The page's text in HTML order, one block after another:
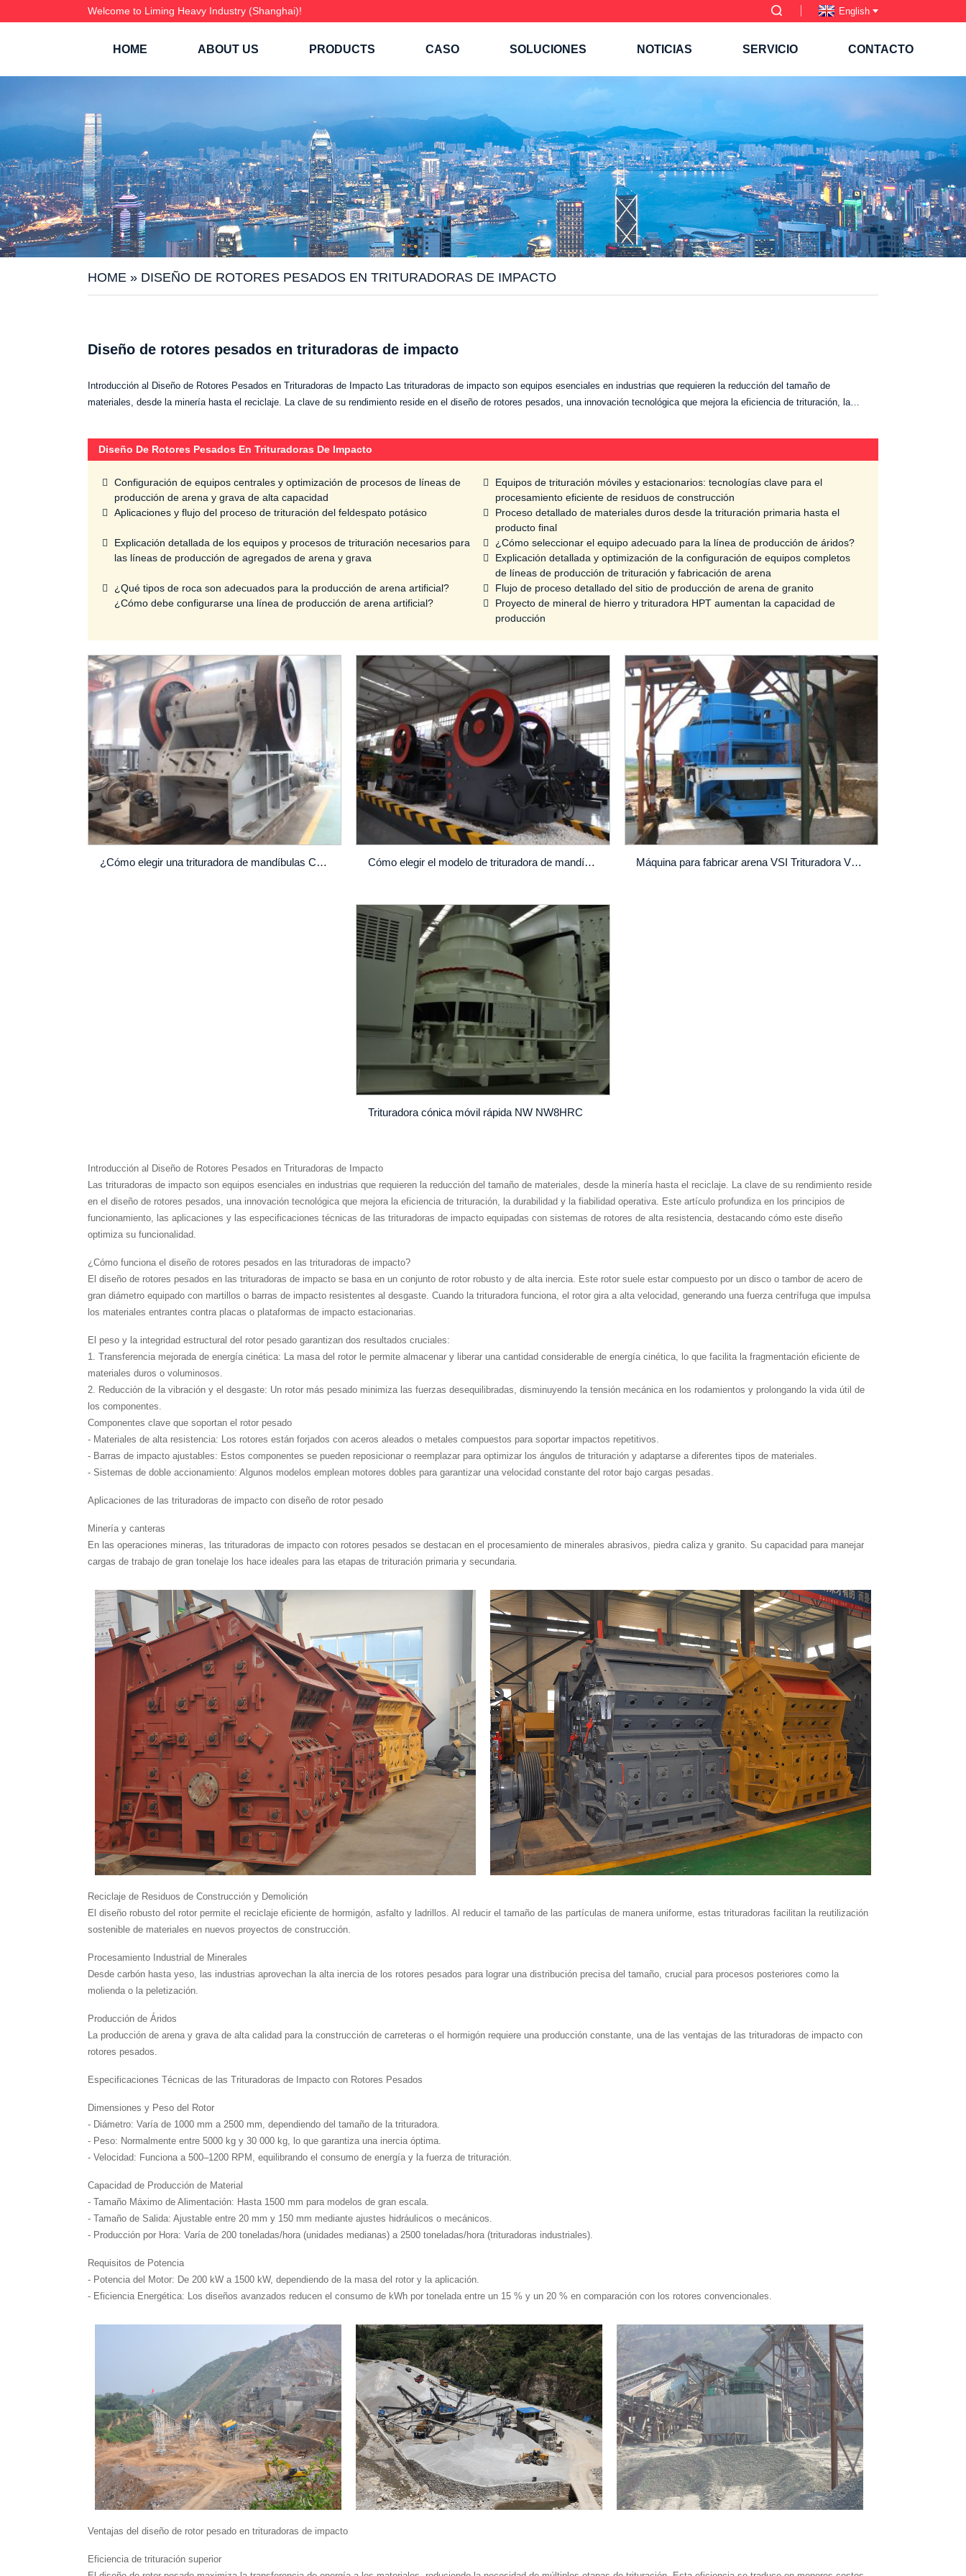
Welcome to Liming Heavy Industry (Shanghai)! English
HOME ABOUT US PRODUCTS CASO SOLUCIONES NOTICIAS SERVICIO CONTACTO
HOME » DISEÑO DE ROTORES PESADOS ​​EN TRITURADORAS DE IMPACTO
Diseño de rotores pesados ​​en trituradoras de impacto
Introducción al Diseño de Rotores Pesados ​​en Trituradoras de Impacto Las trituradoras de impacto son equipos esenciales en industrias que requieren la reducción del tamaño de
materiales, desde la minería hasta el reciclaje. La clave de su rendimiento reside en el diseño de rotores pesados, una innovación tecnológica que mejora la eficiencia de trituración, la…
Diseño De Rotores Pesados ​​en Trituradoras De Impacto
Configuración de equipos centrales y optimización de procesos de líneas de
producción de arena y grava de alta capacidad
Equipos de trituración móviles y estacionarios: tecnologías clave para el
procesamiento eficiente de residuos de construcción
Aplicaciones y flujo del proceso de trituración del feldespato potásico
Proceso detallado de materiales duros desde la trituración primaria hasta el
producto final
Explicación detallada de los equipos y procesos de trituración necesarios para
las líneas de producción de agregados de arena y grava
¿Cómo seleccionar el equipo adecuado para la línea de producción de áridos?
Explicación detallada y optimización de la configuración de equipos completos
de líneas de producción de trituración y fabricación de arena
¿Qué tipos de roca son adecuados para la producción de arena artificial?
¿Cómo debe configurarse una línea de producción de arena artificial?
Flujo de proceso detallado del sitio de producción de arena de granito
Proyecto de mineral de hierro y trituradora HPT aumentan la capacidad de
producción
¿Cómo elegir una trituradora de mandíbulas C120 de buena calidad? Cómo elegir el modelo de trituradora de mandíbula 3642 adecuado Máquina para fabricar arena VSI Trituradora VSI para canteras
Trituradora cónica móvil rápida NW NW8HRC
Introducción al Diseño de Rotores Pesados ​​en Trituradoras de Impacto
Las trituradoras de impacto son equipos esenciales en industrias que requieren la reducción del tamaño de materiales, desde la minería hasta el reciclaje. La clave de su rendimiento reside
en el diseño de rotores pesados, una innovación tecnológica que mejora la eficiencia de trituración, la durabilidad y la fiabilidad operativa. Este artículo profundiza en los principios de
funcionamiento, las aplicaciones y las especificaciones técnicas de las trituradoras de impacto equipadas con sistemas de rotores de alta resistencia, destacando cómo este diseño
optimiza su funcionalidad.
¿Cómo funciona el diseño de rotores pesados ​​en las trituradoras de impacto?
El diseño de rotores pesados ​​en las trituradoras de impacto se basa en un conjunto de rotor robusto y de alta inercia. Este rotor suele estar compuesto por un disco o tambor de acero de
gran diámetro equipado con martillos o barras de impacto resistentes al desgaste. Cuando la trituradora funciona, el rotor gira a alta velocidad, generando una fuerza centrífuga que impulsa
los materiales entrantes contra placas o plataformas de impacto estacionarias.
El peso y la integridad estructural del rotor pesado garantizan dos resultados cruciales:
1. Transferencia mejorada de energía cinética: La masa del rotor le permite almacenar y liberar una cantidad considerable de energía cinética, lo que facilita la fragmentación eficiente de
materiales duros o voluminosos.
2. Reducción de la vibración y el desgaste: Un rotor más pesado minimiza las fuerzas desequilibradas, disminuyendo la tensión mecánica en los rodamientos y prolongando la vida útil de
los componentes.
Componentes clave que soportan el rotor pesado
- Materiales de alta resistencia: Los rotores están forjados con aceros aleados o metales compuestos para soportar impactos repetitivos.
- Barras de impacto ajustables: Estos componentes se pueden reposicionar o reemplazar para optimizar los ángulos de trituración y adaptarse a diferentes tipos de materiales.
- Sistemas de doble accionamiento: Algunos modelos emplean motores dobles para garantizar una velocidad constante del rotor bajo cargas pesadas.
Aplicaciones de las trituradoras de impacto con diseño de rotor pesado
Minería y canteras
En las operaciones mineras, las trituradoras de impacto con rotores pesados ​​se destacan en el procesamiento de minerales abrasivos, piedra caliza y granito. Su capacidad para manejar
cargas de trabajo de gran tonelaje los hace ideales para las etapas de trituración primaria y secundaria.
Reciclaje de Residuos de Construcción y Demolición
El diseño robusto del rotor permite el reciclaje eficiente de hormigón, asfalto y ladrillos. Al reducir el tamaño de las partículas de manera uniforme, estas trituradoras facilitan la reutilización
sostenible de materiales en nuevos proyectos de construcción.
Procesamiento Industrial de Minerales
Desde carbón hasta yeso, las industrias aprovechan la alta inercia de los rotores pesados ​​para lograr una distribución precisa del tamaño, crucial para procesos posteriores como la
molienda o la peletización.
Producción de Áridos
La producción de arena y grava de alta calidad para la construcción de carreteras o el hormigón requiere una producción constante, una de las ventajas de las trituradoras de impacto con
rotores pesados.
Especificaciones Técnicas de las Trituradoras de Impacto con Rotores Pesados
Dimensiones y Peso del Rotor
- Diámetro: Varía de 1000 mm a 2500 mm, dependiendo del tamaño de la trituradora.
- Peso: Normalmente entre 5000 kg y 30 000 kg, lo que garantiza una inercia óptima.
- Velocidad: Funciona a 500–1200 RPM, equilibrando el consumo de energía y la fuerza de trituración.
Capacidad de Producción de Material
- Tamaño Máximo de Alimentación: Hasta 1500 mm para modelos de gran escala.
- Tamaño de Salida: Ajustable entre 20 mm y 150 mm mediante ajustes hidráulicos o mecánicos.
- Producción por Hora: Varía de 200 toneladas/hora (unidades medianas) a 2500 toneladas/hora (trituradoras industriales).
Requisitos de Potencia
- Potencia del Motor: De 200 kW a 1500 kW, dependiendo de la masa del rotor y la aplicación.
- Eficiencia Energética: Los diseños avanzados reducen el consumo de kWh por tonelada entre un 15 % y un 20 % en comparación con los rotores convencionales.
Ventajas del diseño de rotor pesado en trituradoras de impacto
Eficiencia de trituración superior